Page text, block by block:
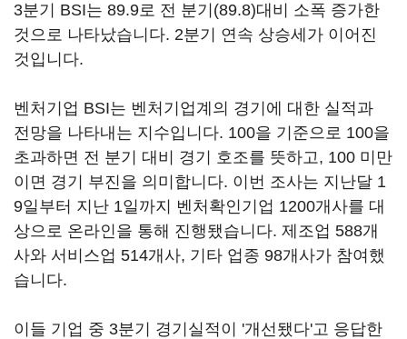
3분기 BSI는 89.9로 전 분기(89.8)대비 소폭 증가한
것으로 나타났습니다. 2분기 연속 상승세가 이어진
것입니다.
벤처기업 BSI는 벤처기업계의 경기에 대한 실적과
전망을 나타내는 지수입니다. 100을 기준으로 100을
초과하면 전 분기 대비 경기 호조를 뜻하고, 100 미만
이면 경기 부진을 의미합니다. 이번 조사는 지난달 1
9일부터 지난 1일까지 벤처확인기업 1200개사를 대
상으로 온라인을 통해 진행됐습니다. 제조업 588개
사와 서비스업 514개사, 기타 업종 98개사가 참여했
습니다.
이들 기업 중 3분기 경기실적이 '개선됐다'고 응답한